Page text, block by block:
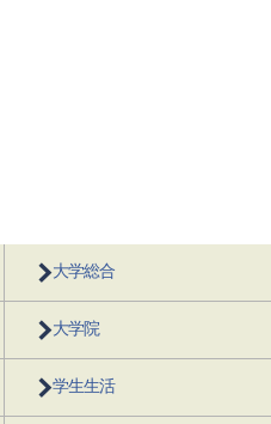
大学総合
大学院
学生生活